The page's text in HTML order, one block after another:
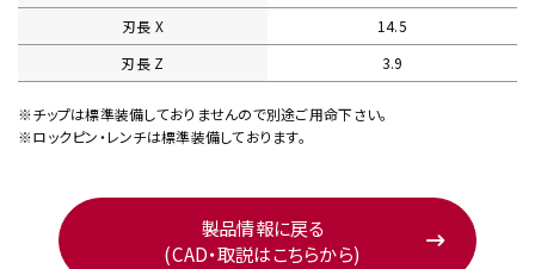
刃長 X
14.5
刃長 Z
3.9
※チップは標準装備しておりませんので別途ご用命下さい。
※ロックピン・レンチは標準装備しております。
製品情報に戻る
(CAD・取説はこちらから)